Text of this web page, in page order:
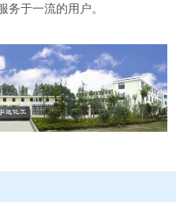
务于一流的用户。